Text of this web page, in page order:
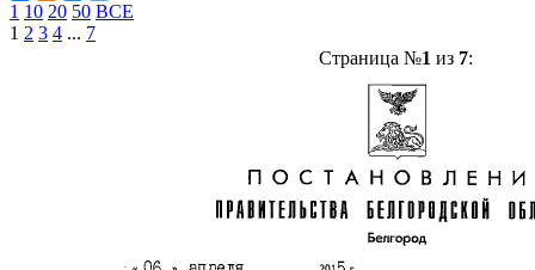
1 10 20 50 ВСЕ
1 2 3 4 ... 7
Страница №1 из 7: